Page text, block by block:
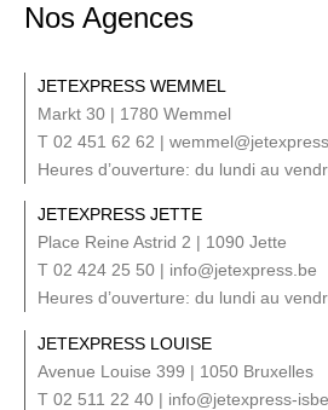
Nos Agences
JETEXPRESS JETTE
Place Reine Astrid 2 | 1090 Jette
T 02 424 25 50 | info@jetexpress.be
Heures d’ouverture: du lundi au
JETEXPRESS WEMMEL
Markt 30 | 1780 Wemmel
T 02 451 62 62 |
Heures d’ouverture: du lundi au
JETEXPRESS LOUISE
Avenue Louise 399 | 1050 Bruxelles
T 02 511 22 40 | info@jetexpress-